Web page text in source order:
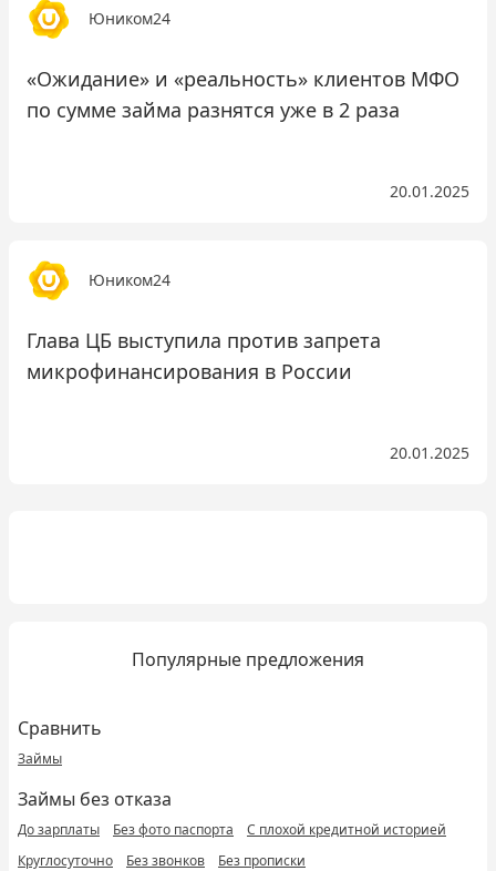
Юником24
«Ожидание» и «реальность» клиентов МФО
по сумме займа разнятся уже в 2 раза
20.01.2025
Юником24
Глава ЦБ выступила против запрета
микрофинансирования в России
20.01.2025
Популярные предложения
Сравнить
Займы
Займы без отказа
До зарплаты Без фото паспорта
С плохой кредитной историей
Круглосуточно
Без звонков Без прописки